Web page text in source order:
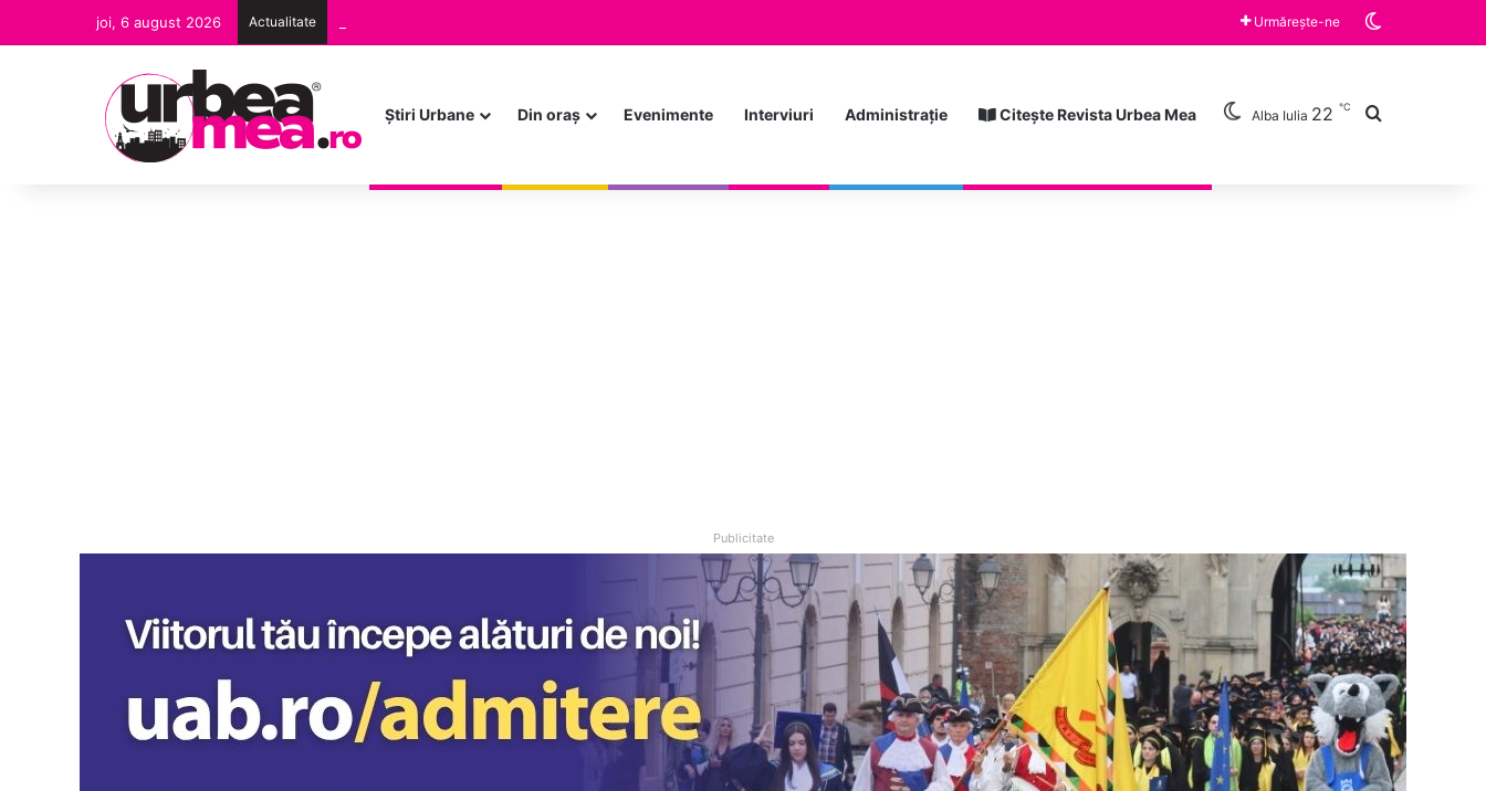
joi, 6 august 2026 Actualitate Urmărește-ne
Ştiri Urbane Din oraș Evenimente Interviuri Administrație Citește Revista Urbea Mea Alba Iulia 22 ℃ Caută după
Publicitate